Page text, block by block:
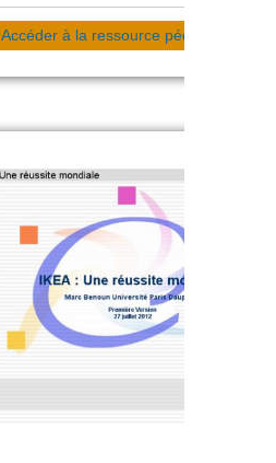
Accéder à la ressource pédagogique